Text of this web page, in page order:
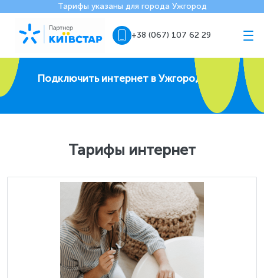
Тарифы указаны для города Ужгород
+38 (067) 107 62 29
Подключить интернет в Ужгороде
Тарифы интернет